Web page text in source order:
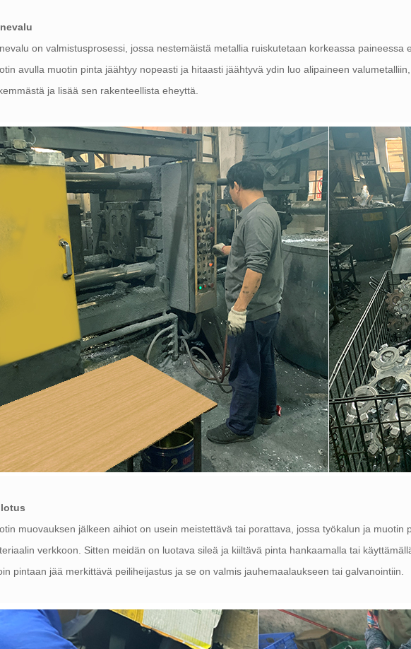
on valmistusprosessi, jossa nestemäistä metallia ruiskutetaan korkeassa paineessa
avulla muotin pinta jäähtyy nopeasti ja hitaasti jäähtyvä ydin luo alipaineen
ja lisää sen rakenteellista eheyttä.
muovauksen jälkeen aihiot on usein meistettävä tai porattava, jossa työkalun ja muotin
verkkoon. Sitten meidän on luotava sileä ja kiiltävä pinta hankaamalla tai
pintaan jää merkittävä peiliheijastus ja se on valmis jauhemaalaukseen tai galvanointiin.